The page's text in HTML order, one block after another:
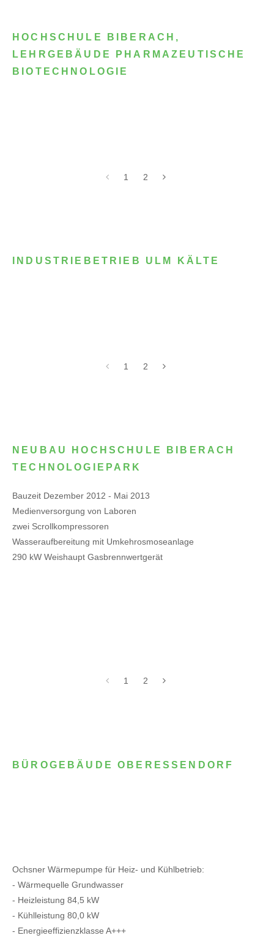
HOCHSCHULE BIBERACH,
LEHRGEBÄUDE PHARMAZEUTISCHE
BIOTECHNOLOGIE
1 2
INDUSTRIEBETRIEB ULM KÄLTE
1 2
NEUBAU HOCHSCHULE BIBERACH
TECHNOLOGIEPARK
Bauzeit Dezember 2012 - Mai 2013
Medienversorgung von Laboren
zwei Scrollkompressoren
Wasseraufbereitung mit Umkehrosmoseanlage
290 kW Weishaupt Gasbrennwertgerät
1 2
BÜROGEBÄUDE OBERESSENDORF
Ochsner Wärmepumpe für Heiz- und Kühlbetrieb:
- Wärmequelle Grundwasser
- Heizleistung 84,5 kW
- Kühlleistung 80,0 kW
- Energieeffizienzklasse A+++